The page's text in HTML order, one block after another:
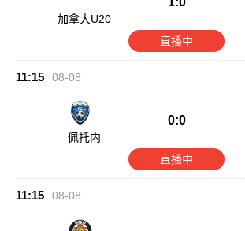
加拿大U20
直播中
11:15 08-08
佩托内
0:0
直播中
11:15 08-08